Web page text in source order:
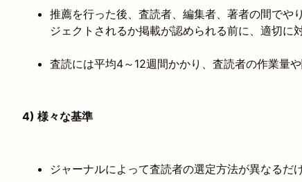
推薦を行った後、査読者、編集者、著者の間でや
ジェクトされるか掲載が認められる前に、適切に
査読には平均4～12週間かかり、査読者の作業量
4) 様々な基準
ジャーナルによって査読者の選定方法が異なるだ